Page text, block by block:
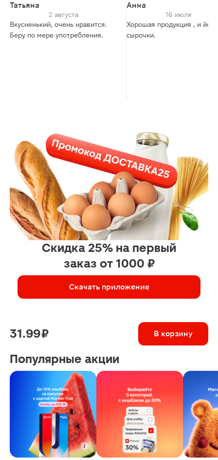
Татьяна
2 августа
Вкусненький, очень нравится.
Беру по мере употребления.
Анна
16 июля
Хорошая продукция , и
сырочки.
Скидка 25% на первый
заказ от 1000 ₽
Скачать приложение
31.99 ₽ В корзину
Популярные акции